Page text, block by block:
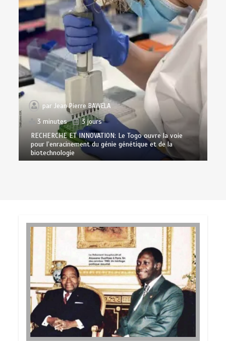
parJean Pierre BAWELA
3 minutes
3 jours
RECHERCHE ET INNOVATION: Le Togo ouvre la voie
pour l’enracinement du génie génétique et de la
biotechnologie